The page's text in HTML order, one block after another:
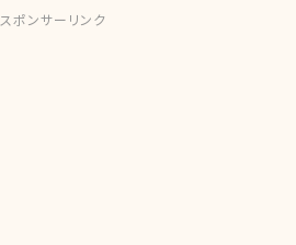
スポンサーリンク